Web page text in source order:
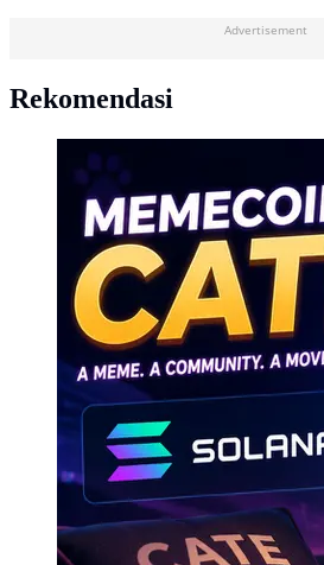
Advertisement
Rekomendasi